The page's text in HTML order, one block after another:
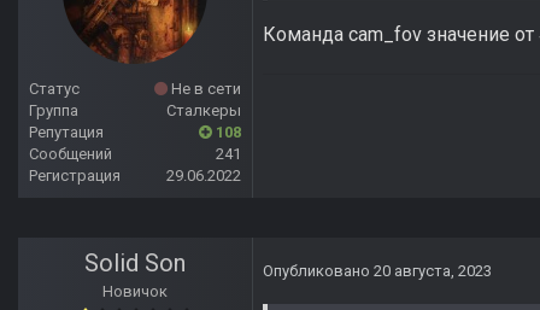
Статус
Не в сети
Группа
Сталкеры
Репутация
108
Сообщений
241
Регистрация
29.06.2022
Команда cam_fov значение
Solid Son
Новичок
Опубликовано 20 августа, 2023